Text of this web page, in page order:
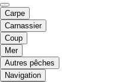
Carpe
Carnassier
Coup
Mer
Autres pêches
Navigation